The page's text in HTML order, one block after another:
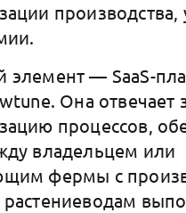
производства,
элемент — SaaS-
Она отвечает
процессов,
владельцем или
фермы с
растениеводам